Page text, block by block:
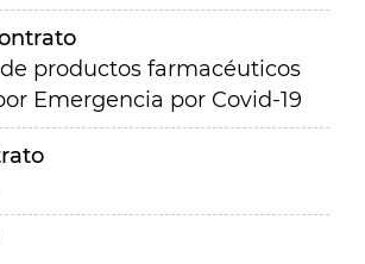
productos farmacéuticos
Emergencia por Covid-19